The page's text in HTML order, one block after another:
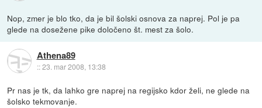
Nop, zmer je blo tko, da je bil šolski osnova za naprej. Pol je pa
glede na dosežene pike določeno št. mest za šolo.
Athena89
::23. mar 2008, 13:38
Pr nas je tk, da lahko gre naprej na regijsko kdor želi, ne glede na
šolsko tekmovanje.